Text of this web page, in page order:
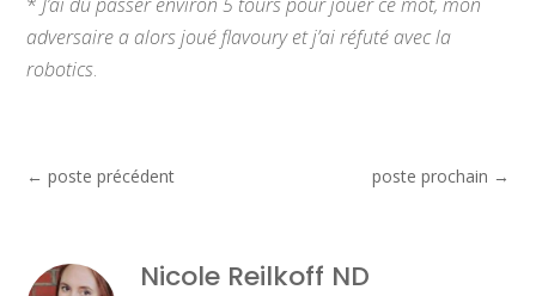
adversaire a alors joué flavoury et j’ai réfuté avec la
robotics.
←poste précédent poste prochain →
Nicole Reilkoff ND